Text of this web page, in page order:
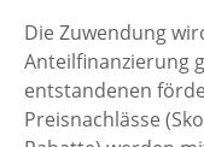
Die Zuwendung
Anteilfinanzierung
entstandenen
Preisnachlässe